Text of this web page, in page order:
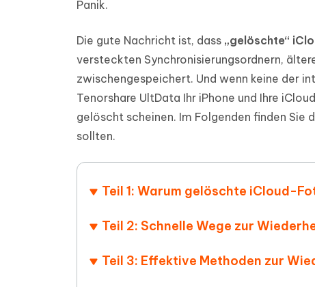
Gelöschte Dateien unter Windows
wiederherstellen
Alle Produkte Anzeigen
iAnyGo - iOS APP
iPhone Standort ohne PC ändern
iAnyGo -
Android
UltData for Android APP
Android Datenrettung ohne PC
Cleanup
PDF Dokumente mit KI zusammenfassen
Tenorshare KI Writer
Mit KI intelligenter, schneller und besser
schreiben
KI Inhalte
umwandeln
Panik.
Die gute Nachricht ist, dass „gelöschte“
versteckten Synchronisierungsordnern,
zwischengespeichert. Und wenn keine der
Tenorshare UltData Ihr iPhone und Ihre
gelöscht scheinen. Im Folgenden finden Sie
sollten.
Teil 1: Warum gelöschte iCloud-
Teil 2: Schnelle Wege zur
Teil 3: Effektive Methoden zur